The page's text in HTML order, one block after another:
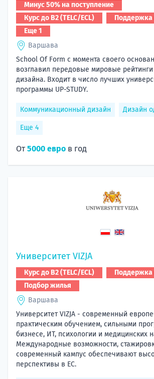
Минус 50% на поступление
Курс до B2 (TELC/ECL)
Еще 1
Варшава
School Of Form с момента своего
возглавил передовые мировые рейтинги
дизайна. Входит в число лучших
программы UP-STUDY.
Коммуникационный дизайн Дизайн
Еще 4
От5000 евро в год
Университет VIZJA
Курс до B2 (TELC/ECL)
Подбор жилья
Варшава
Университет VIZJA - современный
практическим обучением, сильными
бизнесе, ИТ, психологии и медицинских
Международные возможности,
современный кампус обеспечивают
перспективы в ЕС.